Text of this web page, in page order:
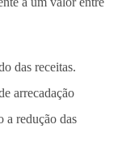
das receitas.
arrecadação
a redução das